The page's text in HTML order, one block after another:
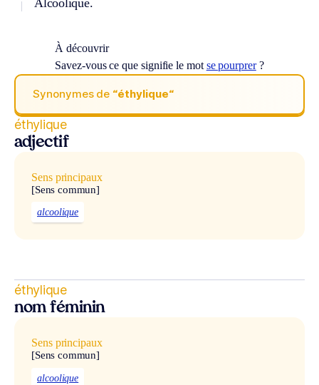
À découvrir
Savez-vous ce que signifie le mot se pourprer?
Synonymes de “éthylique“
éthylique
adjectif
Sens principaux
[Sens commun]
alcoolique
éthylique
nom féminin
Sens principaux
[Sens commun]
alcoolique